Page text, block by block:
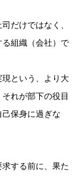
だけではなく、
組織（会社）で
という、より大
れが部下の役目
保身に過ぎな
する前に、果た